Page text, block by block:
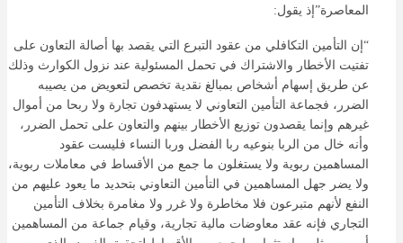
المعاصرة”إذ يقول:
“إن التأمين التكافلي من عقود التبرع التي يقصد بها أصالة التعاون على
تفتيت الأخطار والاشتراك في تحمل المسئولية عند نزول الكوارث وذلك
عن طريق إسهام أشخاص بمبالغ نقدية تخصص لتعويض من يصيبه
الضرر، فجماعة التأمين التعاوني لا يستهدفون تجارة ولا ربحا من أموال
غيرهم وإنما يقصدون توزيع الأخطار بينهم والتعاون على تحمل الضرر،
وأنه خال من الربا بنوعيه ربا الفضل وربا النساء فليست عقود
المساهمين ربوية ولا يستغلون ما جمع من الأقساط في معاملات ربوية،
ولا يضر جهل المساهمين في التأمين التعاوني بتحديد ما يعود عليهم من
النفع لأنهم متبرعون فلا مخاطرة ولا غرر ولا مغامرة بخلاف التأمين
التجاري فإنه عقد معاوضات مالية تجارية، وقيام جماعة من المساهمين